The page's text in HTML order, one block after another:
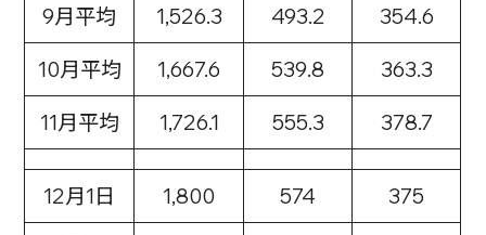
9月平均 1,526.3 493.2 354.6
10月平均 1,667.6 539.8 363.3
11月平均 1,726.1 555.3 378.7
12月1日 1,800 574 375